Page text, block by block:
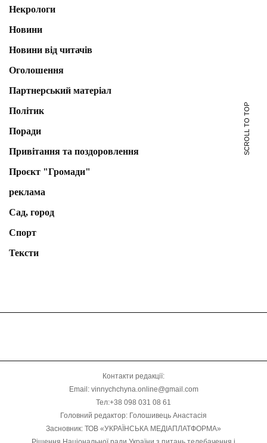
Некрологи
Новини
Новини від читачів
Оголошення
Партнерський матеріал
Політик
Поради
Привітання та поздоровлення
Проєкт "Громади"
реклама
Сад, город
Спорт
Тексти
SCROLL TO TOP
Контакти редакції:
Email: vinnychchyna.online@gmail.com
Тел:+38 098 031 08 61
Головний редактор: Голошивець Анастасія
Засновник: ТОВ «УКРАЇНСЬКА МЕДІАПЛАТФОРМА»